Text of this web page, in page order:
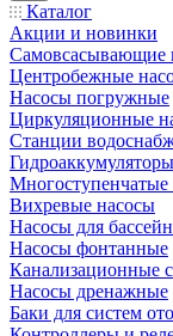
Каталог
Акции и новинки
Самовсасывающие
Центробежные
Насосы погружные
Циркуляционные
Станции
Гидроаккумуляторы
Многоступенчатые
Вихревые насосы
Насосы для
Насосы фонтанные
Канализационные
Насосы дренажные
Баки для систем